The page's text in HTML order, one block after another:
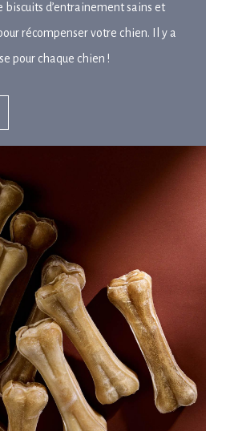
biscuits d’entrainement sains et
récompenser votre chien. Il y a
pour chaque chien !